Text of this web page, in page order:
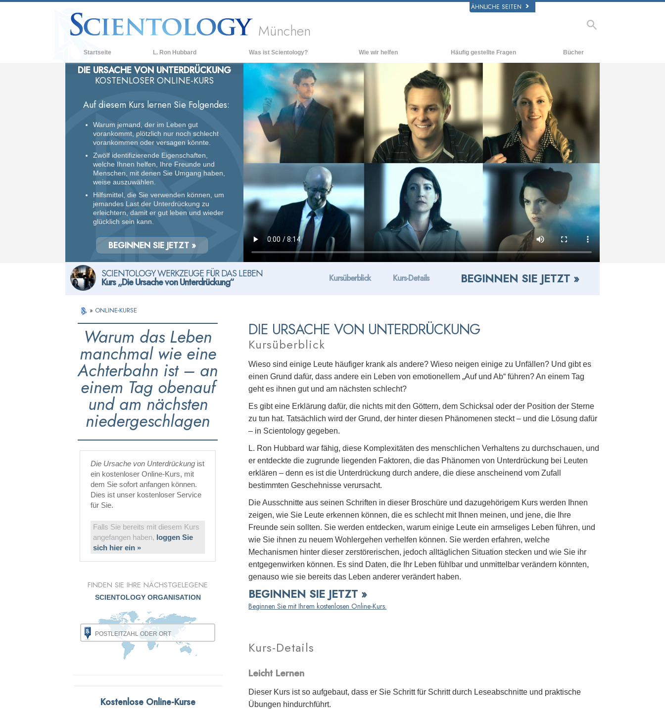
ÄHNLICHE SEITEN
München
Startseite L. Ron Hubbard Was ist Scientology?
Anschauungen und Praxis
Scientology Bekenntnisse und
Was Scientologen über Scientology
Lernen Sie einen Scientologen kennen
Innerhalb einer Scientology Kirche
Die Grundprinzipien der Scientology
Eine Einführung in die Dianetik
Liebe und Hass – Was ist Größe?
Wie wir helfen Häufig gestellte Fragen
Hintergrund und
grundlegende Prinzipien
Innerhalb einer Scientology Kirche
Die Organisation der Scientology
Bücher
Einführende Bücher
Einführungsvorträge
Filme
DIE URSACHE VON UNTERDRÜCKUNG
KOSTENLOSER ONLINE-KURS
Auf diesem Kurs lernen Sie Folgendes:
Warum jemand, der im Leben gut
vorankommt, plötzlich nur noch schlecht
vorankommen oder versagen könnte.
Zwölf identifizierende Eigenschaften,
welche Ihnen helfen, Ihre Freunde und
Menschen, mit denen Sie Umgang haben,
weise auszuwählen.
Hilfsmittel, die Sie verwenden können, um
jemandes Last der Unterdrückung zu
erleichtern, damit er gut leben und wieder
glücklich sein kann.
BEGINNEN SIE JETZT »
SCIENTOLOGY WERKZEUGE FÜR DAS LEBEN
Kurs „Die Ursache von Unterdrückung“ Kursüberblick Kurs-Details BEGINNEN SIE JETZT »
» ONLINE-KURSE
DIE URSACHE VON UNTERDRÜCKUNG
Kursüberblick
Wieso sind einige Leute häufiger krank als andere? Wieso neigen einige zu Unfällen? Und gibt es
einen Grund dafür, dass andere ein Leben von emotionellem „Auf und Ab“ führen? An einem Tag
geht es ihnen gut und am nächsten schlecht?
Es gibt eine Erklärung dafür, die nichts mit den Göttern, dem Schicksal oder der Position der Sterne
zu tun hat. Tatsächlich wird der Grund, der hinter diesen Phänomenen steckt – und die Lösung dafür
– in Scientology gegeben.
L. Ron Hubbard war fähig, diese Komplexitäten des menschlichen Verhaltens zu durchschauen, und
er entdeckte die zugrunde liegenden Faktoren, die das Phänomen von Unterdrückung bei Leuten
erklären – denn es ist die Unterdrückung durch andere, die diese anscheinend vom Zufall
bestimmten Geschehnisse verursacht.
Die Ausschnitte aus seinen Schriften in dieser Broschüre und dazugehörigem Kurs werden Ihnen
zeigen, wie Sie Leute erkennen können, die es schlecht mit Ihnen meinen, und jene, die Ihre
Freunde sein sollten. Sie werden entdecken, warum einige Leute ein armseliges Leben führen, und
wie Sie ihnen zu neuem Wohlergehen verhelfen können. Sie werden erfahren, welche
Mechanismen hinter dieser zerstörerischen, jedoch alltäglichen Situation stecken und wie Sie ihr
entgegenwirken können. Es sind Daten, die Ihr Leben fühlbar und unmittelbar verändern könnten,
genauso wie sie bereits das Leben anderer verändert haben.
BEGINNEN SIE JETZT »
Beginnen Sie mit Ihrem kostenlosen Online-Kurs.
Kurs-Details
Leicht Lernen
Dieser Kurs ist so aufgebaut, dass er Sie Schritt für Schritt durch Leseabschnitte und praktische
Übungen hindurchführt.
Warum das Leben
manchmal wie eine
Achterbahn ist – an
einem Tag obenauf
und am nächsten
niedergeschlagen
Die Ursache von Unterdrückung ist
ein kostenloser Online-Kurs, mit
dem Sie sofort anfangen können.
Dies ist unser kostenloser Service
für Sie.
Falls Sie bereits mit diesem Kurs
angefangen haben, loggen Sie
sich hier ein »
FINDEN SIE IHRE NÄCHSTGELEGENE
SCIENTOLOGY ORGANISATION
Kostenlose Online-Kurse